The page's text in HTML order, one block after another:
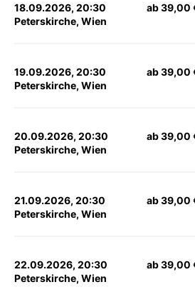
18.09.2026, 20:30
Peterskirche, Wien
ab 39,00
19.09.2026, 20:30
Peterskirche, Wien
ab 39,00
20.09.2026, 20:30
Peterskirche, Wien
ab 39,00
21.09.2026, 20:30
Peterskirche, Wien
ab 39,00
22.09.2026, 20:30
Peterskirche, Wien
ab 39,00